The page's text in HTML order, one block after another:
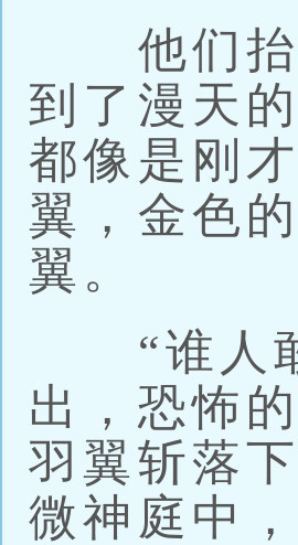
他们抬
到了漫天
都像是刚
翼，金色
翼。
“谁人敢
出，恐怖
羽翼斩落
微神庭中